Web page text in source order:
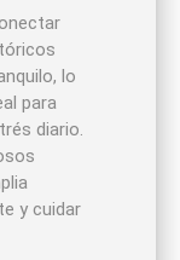
lo
para
diario.
y cuidar